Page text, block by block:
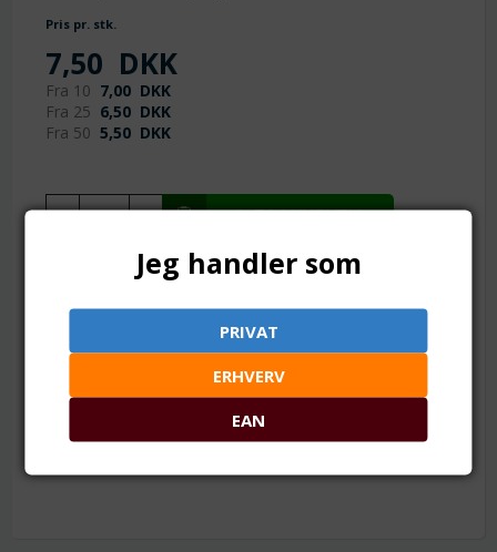
Pris pr. stk.
7,50 DKK
Fra 10 7,00 DKK
Fra 25 6,50 DKK
Fra 50 5,50 DKK
TILFØJ TIL ØNSKESKYEN
Hul: ca. 3.7 mm
Materiale: gunmetalfarvet metallegering
Jeg handler som
PRIVAT
ERHVERV
EAN